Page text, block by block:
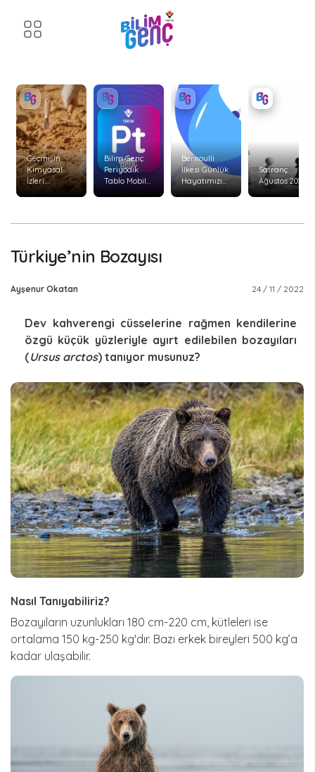
Geçmişin
Kimyasal
İzleri:
Arkeolojide
Analizleri
Bilim Genç
Periyodik
Tablo Mobil
Bernoulli
İlkesi Günlük
Hayatımızı
Nasıl Etkiler?
Satranç
Ağustos 2026
Türkiye’nin Bozayısı
Ayşenur Okatan 24 / 11 / 2022
Dev kahverengi cüsselerine rağmen kendilerine
özgü küçük yüzleriyle ayırt edilebilen bozayıları
(Ursus arctos) tanıyor musunuz?
Nasıl Tanıyabiliriz?
Bozayıların uzunlukları 180 cm-220 cm, kütleleri ise
ortalama 150 kg-250 kg'dır. Bazı erkek bireyleri 500 kg’a
kadar ulaşabilir.